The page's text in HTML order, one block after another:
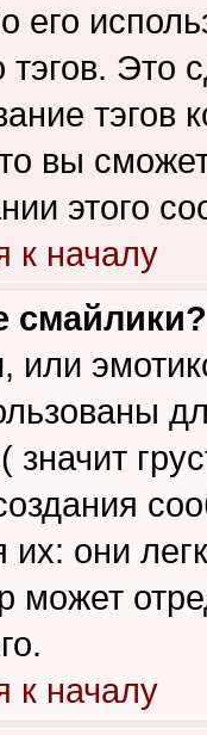
его
тэгов. Это
тэгов
вы
этого
к началу
смайлики?
или
значит
их: они
может
к началу